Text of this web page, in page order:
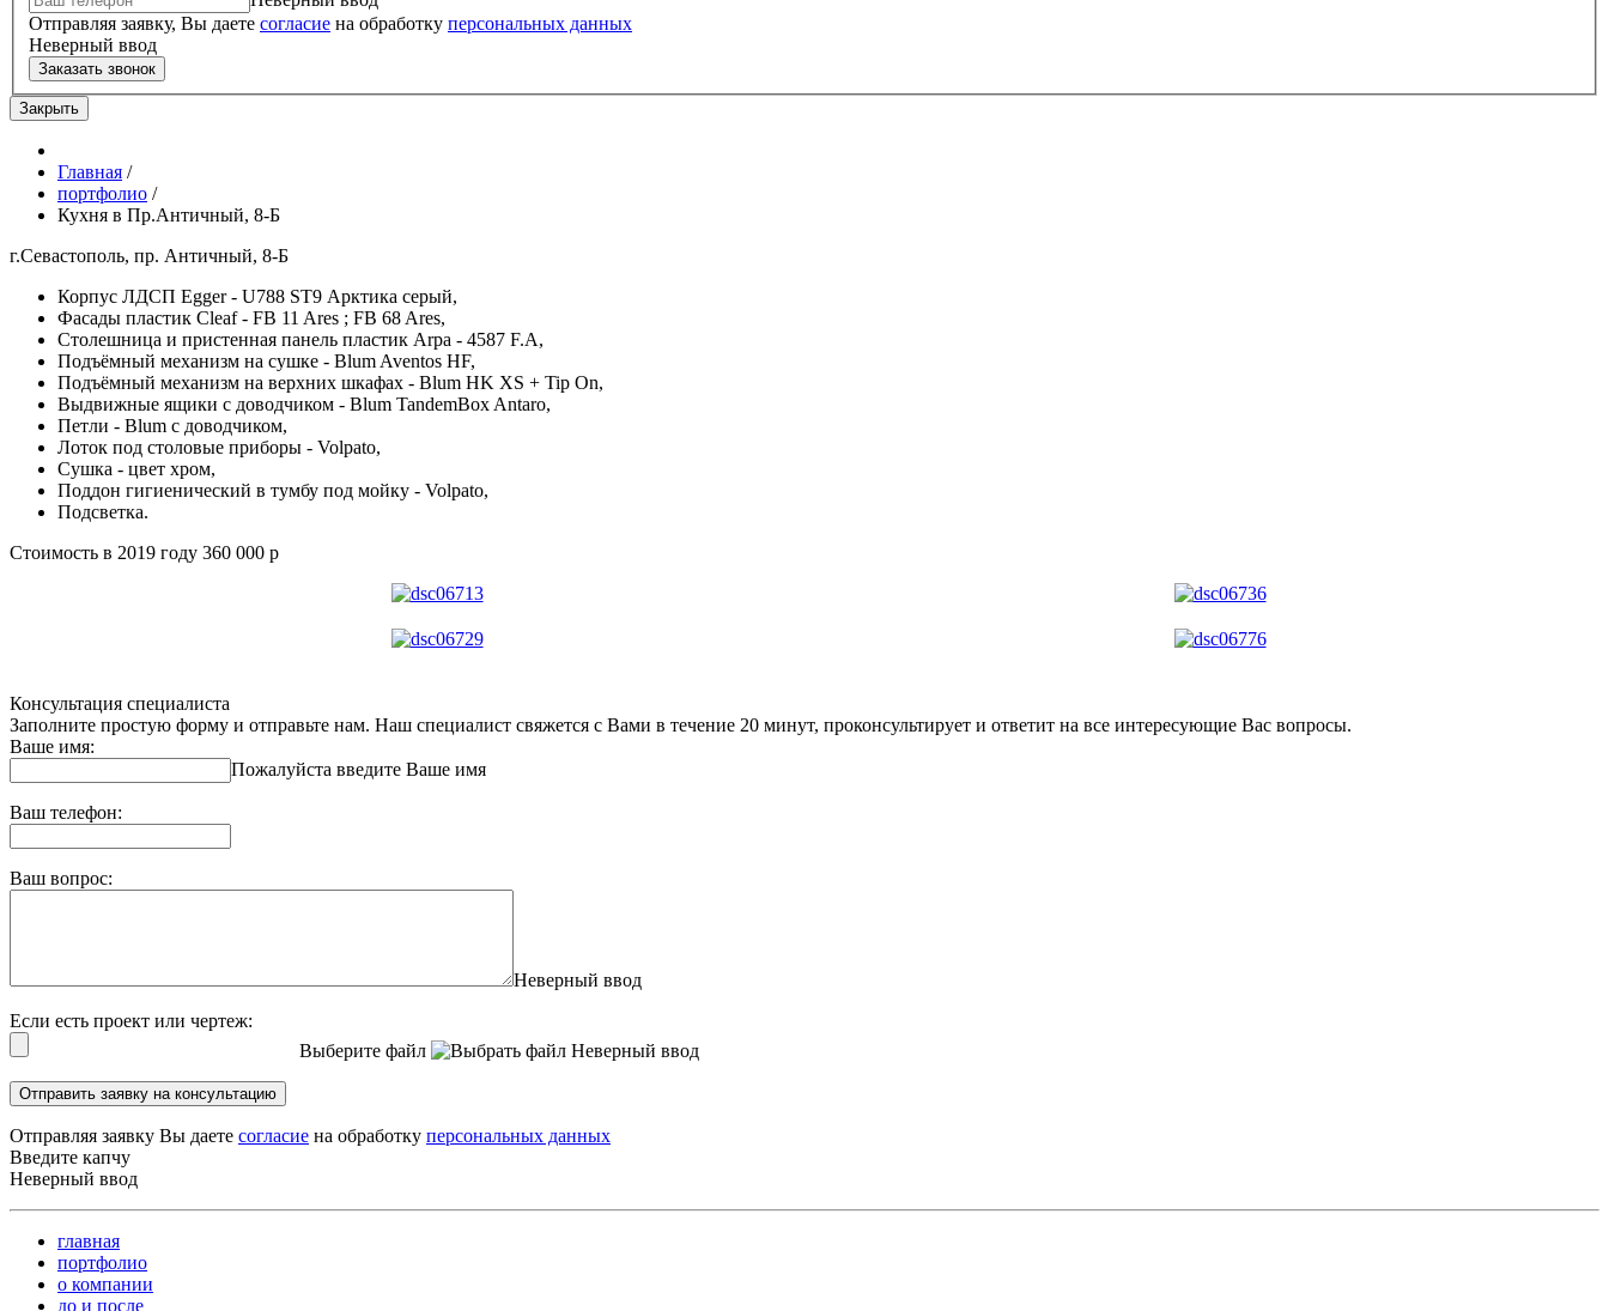
Отправляя заявку, Вы даете согласие на обработку персональных данных
Неверный ввод
Заказать звонок
Закрыть
Главная /
портфолио /
Кухня в Пр.Античный, 8-Б
г.Севастополь, пр. Античный, 8-Б
Корпус ЛДСП Egger - U788 ST9 Арктика серый,
Фасады пластик Cleaf - FB 11 Ares ; FB 68 Ares,
Столешница и пристенная панель пластик Arpa - 4587 F.A,
Подъёмный механизм на сушке - Blum Aventos HF,
Подъёмный механизм на верхних шкафах - Blum HK XS + Tip On,
Выдвижные ящики с доводчиком - Blum TandemBox Antaro,
Петли - Blum с доводчиком,
Лоток под столовые приборы - Volpato,
Сушка - цвет хром,
Поддон гигиенический в тумбу под мойку - Volpato,
Подсветка.
Стоимость в 2019 году 360 000 р
Консультация специалиста
Заполните простую форму и отправьте нам. Наш специалист свяжется с Вами в течение 20 минут, проконсультирует и ответит на все интересующие Вас вопросы.
Ваше имя:
Пожалуйста введите Ваше имя
Ваш телефон:
Ваш вопрос:
Неверный ввод
Если есть проект или чертеж:
Выберите файл
Неверный ввод
Отправить заявку на консультацию
Отправляя заявку Вы даете согласие на обработку персональных данных
Введите капчу
Неверный ввод
главная
портфолио
о компании
до и после